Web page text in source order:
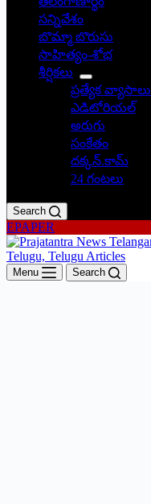
సన్నివేశం
బొమ్మా బొరుసు
సాహిత్యం-శోభ
శీర్షికలు
ప్రత్యేక వ్యాసాలు
ఎడిటోరియల్
అరుగు
సంకేతం
దక్కన్.కామ్
24 గంటలు
Search
EPAPER
Menu Search